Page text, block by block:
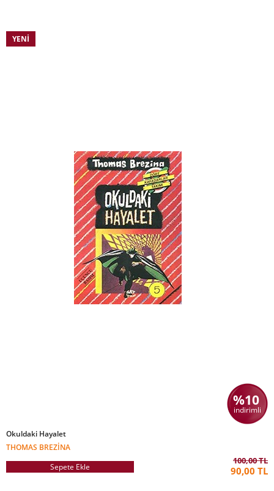
%10
indirimli
YENI
Okuldaki Hayalet
THOMAS BREZINA
Sepete Ekle
100,00 TL
90,00 TL